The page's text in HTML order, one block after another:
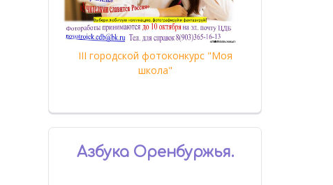
III городской фотоконкурс "Моя
школа"
Азбука Оренбуржья.